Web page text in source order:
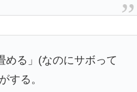
める」(なのにサボって
する。